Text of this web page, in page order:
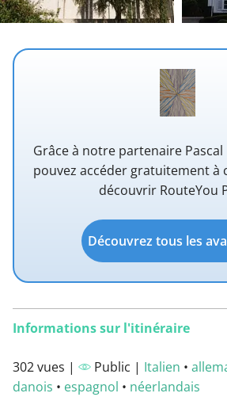
Grâce à notre partenaire Pascal
pouvez accéder gratuitement à
découvrir RouteYou
Découvrez tous les
Informations sur l'itinéraire
302 vues | Public | Italien •
danois • espagnol • néerlandais